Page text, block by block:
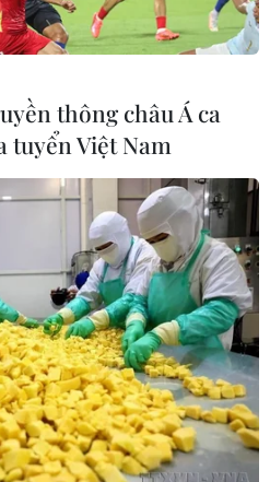
carbon, thúc đẩy
được coi là nguồn lực hữu
Nam đạt được mục tiêu trở
thông châu Á ca
tuyển Việt Nam